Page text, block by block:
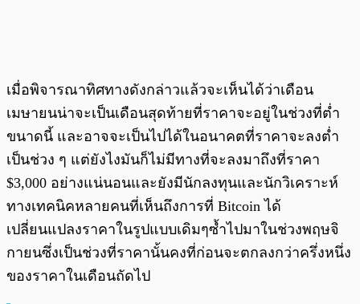
เมื่อพิจารณาทิศทางดังกล่าวแล้วจะเห็นได้ว่าเดือน
เมษายนน่าจะเป็นเดือนสุดท้ายที่ราคาจะอยู่ในช่วงที่ต่ำ
ขนาดนี้ และอาจจะเป็นไปได้ในอนาคตที่ราคาจะลงต่ำ
เป็นช่วง ๆ แต่ยังไงมันก็ไม่มีทางที่จะลงมาถึงที่ราคา
$3,000 อย่างแน่นอนและยังมีนักลงทุนและนักวิเคราะห์
ทางเทคนิคหลายคนที่เห็นถึงการที่ Bitcoin ได้
เปลี่ยนแปลงราคาในรูปแบบเดิมๆซ้ำไปมาในช่วงพฤษจิ
กายนซึ่งเป็นช่วงที่ราคานั้นคงที่ก่อนจะตกลงกว่าครึ่งหนึ่ง
ของราคาในเดือนถัดไป